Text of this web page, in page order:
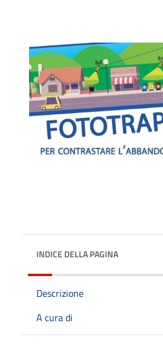
INDICE DELLA PAGINA
Descrizione
A cura di